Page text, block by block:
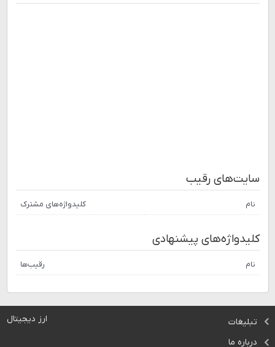
سایت‌های رقیب
نام کلیدواژه‌های مشترک
کلیدواژه‌های پیشنهادی
نام رقیب‌ها
ارز دیجیتال
تبلیغات
درباره ما